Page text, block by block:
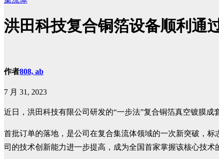
洪田科技复合铜箔设备顺利通
作者808, ab
7 月 31, 2023
近日，洪田科技有限公司研发的“一步法”复合铜箔真空镀膜
首批订单的落地，是公司在复合集流体领域的一次新突破，
司的技术创新能力进一步提高，成为全国首家掌握该核心技术